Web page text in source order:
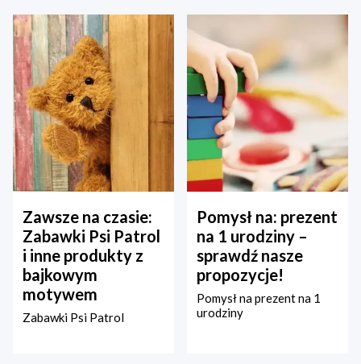
Zawsze na czasie:
Zabawki Psi Patrol
i inne produkty z
bajkowym
motywem
Zabawki Psi Patrol
Pomysł na: prezent
na 1 urodziny –
sprawdź nasze
propozycje!
Pomysł na prezent na 1
urodziny